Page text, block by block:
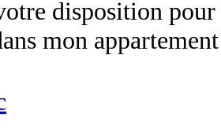
disposition pour
mon